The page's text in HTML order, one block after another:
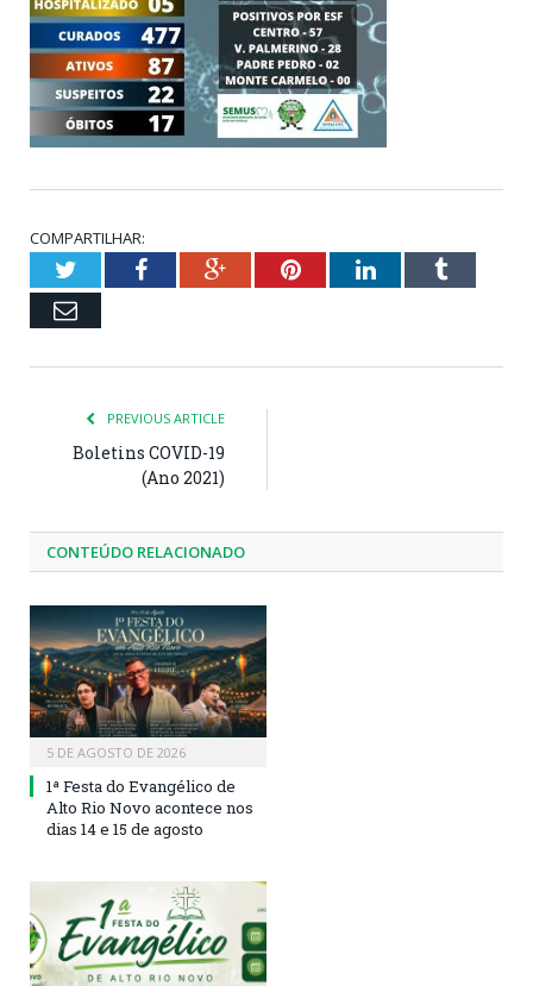
COMPARTILHAR:
TwitterFacebookGoogle+PinterestLinkedInTumblr
Email
PREVIOUS ARTICLE
Boletins COVID-19
(Ano 2021)
CONTEÚDO RELACIONADO
5 DE AGOSTO DE 2026
1ª Festa do Evangélico de
Alto Rio Novo acontece nos
dias 14 e 15 de agosto